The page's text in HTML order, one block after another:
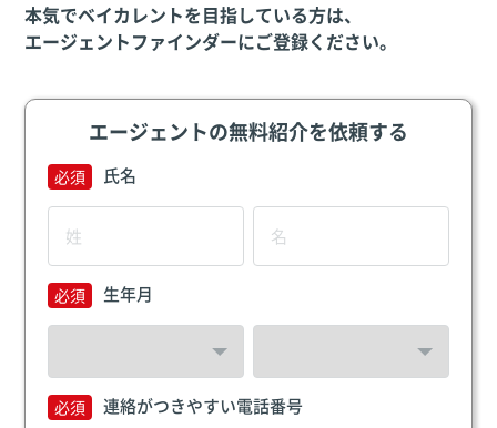
本気でベイカレントを目指している方は、
エージェントファインダーにご登録ください。
エージェントの無料紹介を依頼する
氏名
生年月
連絡がつきやすい電話番号